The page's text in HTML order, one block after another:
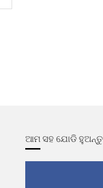
ଆମ ସହ ଯୋଡି ହୁଅନ୍ତୁ